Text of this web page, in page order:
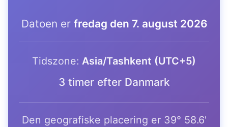
Datoen er fredag den 7. august 2026
Tidszone: Asia/Tashkent (UTC+5)
3 timer efter Danmark
Den geografiske placering er 39° 58.6'